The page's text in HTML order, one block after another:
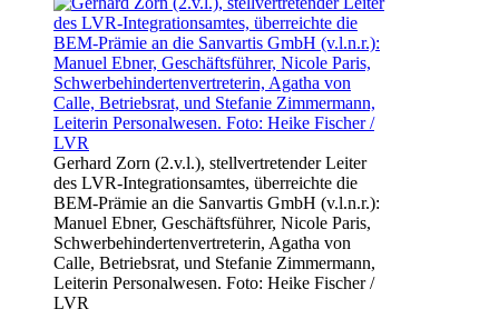
Gerhard Zorn (2.v.l.), stellvertretender Leiter
des LVR-Integrationsamtes, überreichte die
BEM-Prämie an die Sanvartis GmbH (v.l.n.r.):
Manuel Ebner, Geschäftsführer, Nicole Paris,
Schwerbehindertenvertreterin, Agatha von
Calle, Betriebsrat, und Stefanie Zimmermann,
Leiterin Personalwesen. Foto: Heike Fischer /
LVR